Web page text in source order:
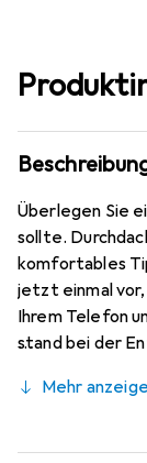
Überlegen Sie
sollte.
komfortables
jetzt einmal vor,
Ihrem Telefon
stand bei der
mit allen
einfach vom
Mehr